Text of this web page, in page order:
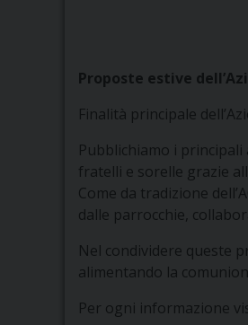
Proposte estive
Finalità principale
Pubblichiamo i principali
fratelli e sorelle grazie
Come da tradizione
dalle parrocchie,
Nel condividere queste
alimentando la
Per ogni informazione